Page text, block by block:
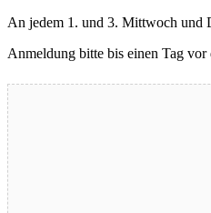
An jedem 1. und 3. Mittwoch und
Anmeldung bitte bis einen Tag